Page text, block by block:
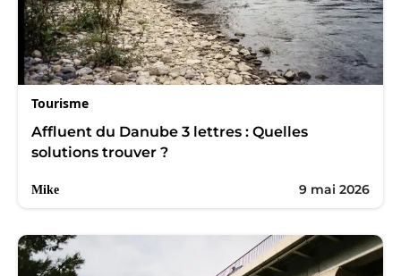
Tourisme
Affluent du Danube 3 lettres : Quelles
solutions trouver ?
Mike 9 mai 2026